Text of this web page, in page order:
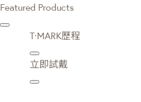
Featured Products
T·MARK歷程
立即試戴